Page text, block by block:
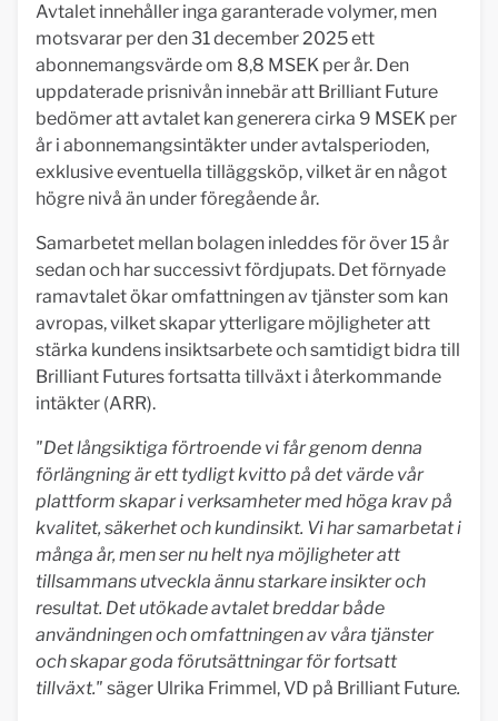
Avtalet innehåller inga garanterade volymer, men
motsvarar per den 31 december 2025 ett
abonnemangsvärde om 8,8 MSEK per år. Den
uppdaterade prisnivån innebär att Brilliant Future
bedömer att avtalet kan generera cirka 9 MSEK per
år i abonnemangsintäkter under avtalsperioden,
exklusive eventuella tilläggsköp, vilket är en något
högre nivå än under föregående år.
Samarbetet mellan bolagen inleddes för över 15 år
sedan och har successivt fördjupats. Det förnyade
ramavtalet ökar omfattningen av tjänster som kan
avropas, vilket skapar ytterligare möjligheter att
stärka kundens insiktsarbete och samtidigt bidra till
Brilliant Futures fortsatta tillväxt i återkommande
intäkter (ARR).
"Det långsiktiga förtroende vi får genom denna
förlängning är ett tydligt kvitto på det värde vår
plattform skapar i verksamheter med höga krav på
kvalitet, säkerhet och kundinsikt. Vi har samarbetat i
många år, men ser nu helt nya möjligheter att
tillsammans utveckla ännu starkare insikter och
resultat. Det utökade avtalet breddar både
användningen och omfattningen av våra tjänster
och skapar goda förutsättningar för fortsatt
tillväxt." säger Ulrika Frimmel, VD på Brilliant Future.